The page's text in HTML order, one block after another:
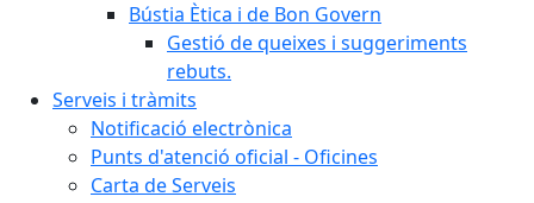
Bústia Ètica i de Bon Govern
Gestió de queixes i suggeriments
rebuts.
Serveis i tràmits
Notificació electrònica
Punts d'atenció oficial - Oficines
Carta de Serveis